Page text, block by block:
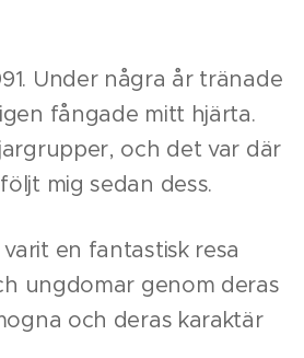
Under några år tränade
fångade mitt hjärta.
och det var där
mig sedan dess.
en fantastisk resa
ungdomar genom deras
och deras karaktär